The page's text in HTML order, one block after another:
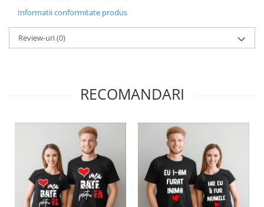
Informatii conformitate produs
Review-uri(0)
RECOMANDARI